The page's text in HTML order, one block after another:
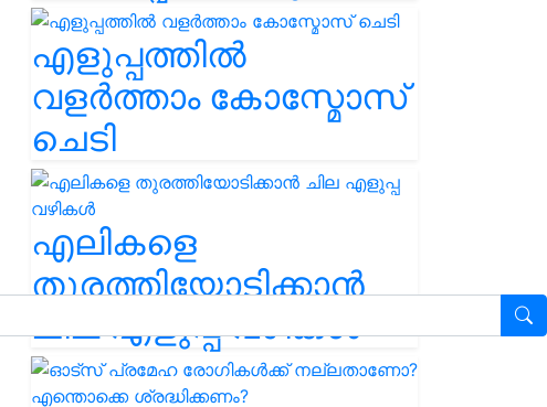
എളുപ്പത്തിൽ
വളർത്താം കോസ്മോസ്
ചെടി
എലികളെ
തുരത്തിയോടിക്കാൻ
ചില എളുപ്പ വഴികൾ